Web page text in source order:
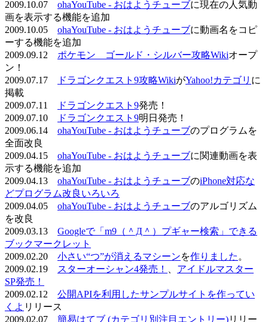
2009.10.07 ohaYouTube - おはようチューブに現在の人気動
画を表示する機能を追加
2009.10.05 ohaYouTube - おはようチューブに動画名をコピ
ーする機能を追加
2009.09.12 ポケモン ゴールド・シルバー攻略Wikiオープ
ン！
2009.07.17
ドラゴンクエスト9攻略WikiがYahoo!カテゴリ に
掲載
2009.07.11
ドラゴンクエスト9発売！
2009.07.10
ドラゴンクエスト9明日発売！
2009.06.14 ohaYouTube - おはようチューブのプログラムを
全面改良
2009.04.15 ohaYouTube - おはようチューブに関連動画を表
示する機能を追加
2009.04.13 ohaYouTube - おはようチューブのiPhone対応な
どプログラム改良いろいろ
2009.04.05 ohaYouTube - おはようチューブのアルゴリズム
を改良
2009.03.13 Googleで「m9（＾Д＾）プギャー検索」できる
ブックマークレット
2009.02.20 小さい“つ”が消えるマシーンを作りました 。
2009.02.19
スターオーシャン4発売！
アイドルマスター
SP発売！
2009.02.12 公開APIを利用したサンプルサイトを作ってい
くよ リリース
2009.02.07 簡易はてブ (カテゴリ別注目エントリー)リリー